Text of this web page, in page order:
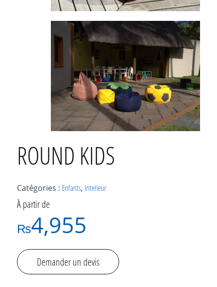
ROUND KIDS
Catégories : Enfants, Interieur
À partir de
₨4,955
Demander un devis